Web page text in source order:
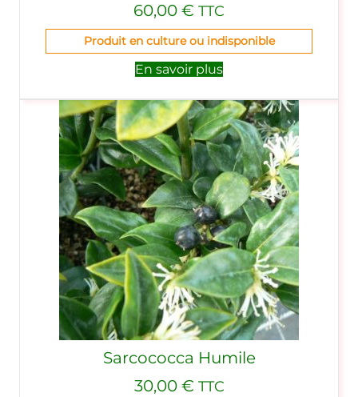
60,00 € TTC
Produit en culture ou indisponible
En savoir plus
Sarcococca Humile
30,00 € TTC